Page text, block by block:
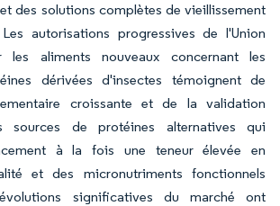
des solutions complètes de vieillissement
autorisations progressives de l'Union
les aliments nouveaux concernant les
dérivées d'insectes témoignent de
croissante et de la validation
sources de protéines alternatives qui
à la fois une teneur élevée en
et des micronutriments fonctionnels
significatives du marché ont